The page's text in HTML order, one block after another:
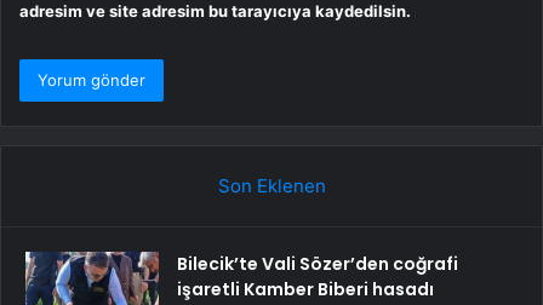
adresim ve site adresim bu tarayıcıya kaydedilsin.
Son Eklenen
Bilecik’te Vali Sözer’den coğrafi
işaretli Kamber Biberi hasadı